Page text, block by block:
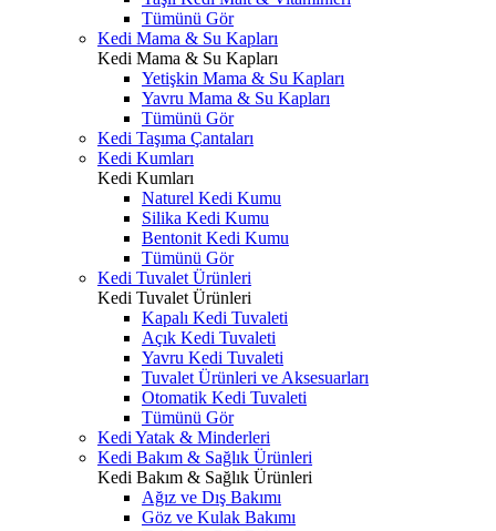
Tümünü Gör
Kedi Mama & Su Kapları
Kedi Mama & Su Kapları
Yetişkin Mama & Su Kapları
Yavru Mama & Su Kapları
Tümünü Gör
Kedi Taşıma Çantaları
Kedi Kumları
Kedi Kumları
Naturel Kedi Kumu
Silika Kedi Kumu
Bentonit Kedi Kumu
Tümünü Gör
Kedi Tuvalet Ürünleri
Kedi Tuvalet Ürünleri
Kapalı Kedi Tuvaleti
Açık Kedi Tuvaleti
Yavru Kedi Tuvaleti
Tuvalet Ürünleri ve Aksesuarları
Otomatik Kedi Tuvaleti
Tümünü Gör
Kedi Yatak & Minderleri
Kedi Bakım & Sağlık Ürünleri
Kedi Bakım & Sağlık Ürünleri
Ağız ve Dış Bakımı
Göz ve Kulak Bakımı